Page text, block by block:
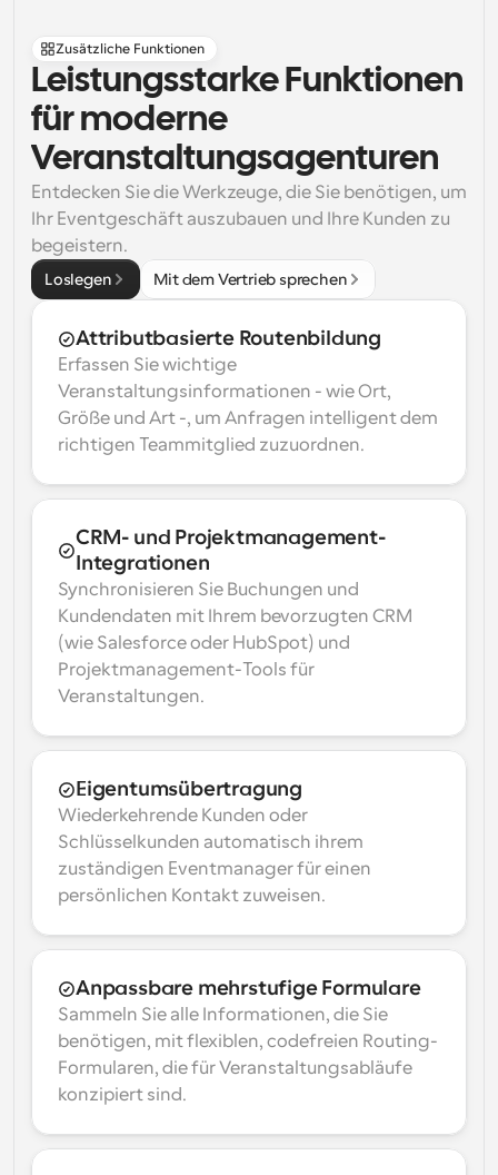
Zusätzliche Funktionen
Leistungsstarke Funktionen
für moderne
Veranstaltungsagenturen
Entdecken Sie die Werkzeuge, die Sie benötigen, um
Ihr Eventgeschäft auszubauen und Ihre Kunden zu
begeistern.
Loslegen Mit dem Vertrieb sprechen
Attributbasierte Routenbildung
Erfassen Sie wichtige
Veranstaltungsinformationen - wie Ort,
Größe und Art -, um Anfragen intelligent dem
richtigen Teammitglied zuzuordnen.
CRM- und Projektmanagement-
Integrationen
Synchronisieren Sie Buchungen und
Kundendaten mit Ihrem bevorzugten CRM
(wie Salesforce oder HubSpot) und
Projektmanagement-Tools für
Veranstaltungen.
Eigentumsübertragung
Wiederkehrende Kunden oder
Schlüsselkunden automatisch ihrem
zuständigen Eventmanager für einen
persönlichen Kontakt zuweisen.
Anpassbare mehrstufige Formulare
Sammeln Sie alle Informationen, die Sie
benötigen, mit flexiblen, codefreien Routing-
Formularen, die für Veranstaltungsabläufe
konzipiert sind.